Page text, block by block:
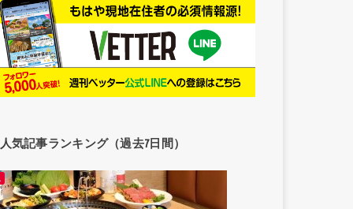
人気記事ランキング（過去7日間）